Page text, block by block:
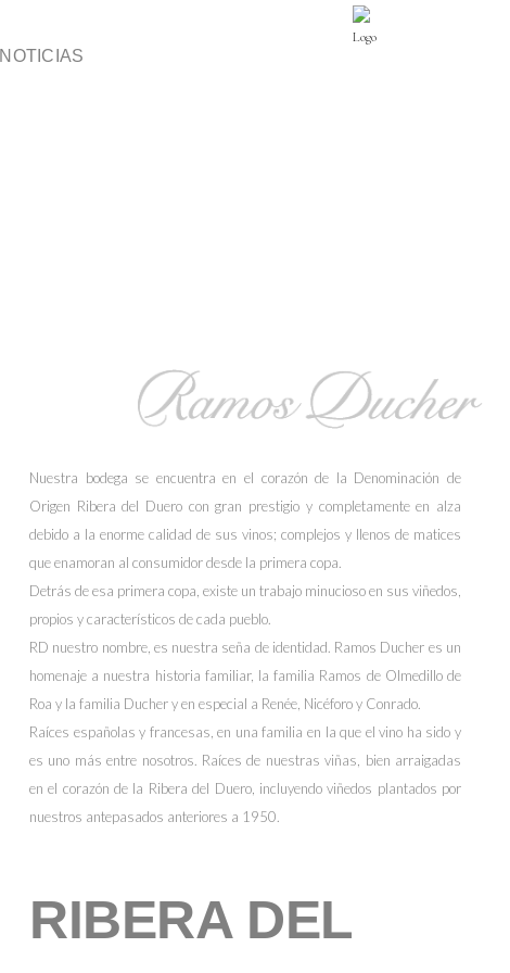
NOTICIAS
Nuestra bodega se encuentra en el corazón de la Denominación de
Origen Ribera del Duero con gran prestigio y completamente en alza
debido a la enorme calidad de sus vinos; complejos y llenos de matices
que enamoran al consumidor desde la primera copa.
Detrás de esa primera copa, existe un trabajo minucioso en sus viñedos,
propios y característicos de cada pueblo.
RD nuestro nombre, es nuestra seña de identidad. Ramos Ducher es un
homenaje a nuestra historia familiar, la familia Ramos de Olmedillo de
Roa y la familia Ducher y en especial a Renée, Nicéforo y Conrado.
Raíces españolas y francesas, en una familia en la que el vino ha sido y
es uno más entre nosotros. Raíces de nuestras viñas, bien arraigadas
en el corazón de la Ribera del Duero, incluyendo viñedos plantados por
nuestros antepasados anteriores a 1950.
RIBERA DEL